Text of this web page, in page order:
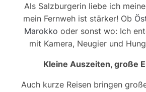
Als Salzburgerin liebe ich
mein Fernweh ist stärker! Ob
Marokko oder sonst wo: Ich
mit Kamera, Neugier und
Kleine Auszeiten, große
Auch kurze Reisen bringen